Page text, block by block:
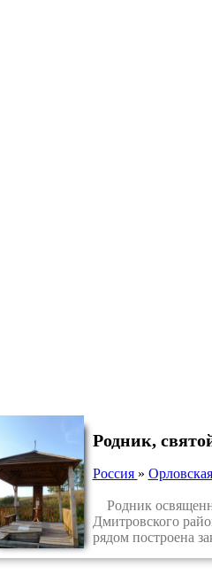
Родник,
Россия »
Родник
Дмитровского
рядом построена